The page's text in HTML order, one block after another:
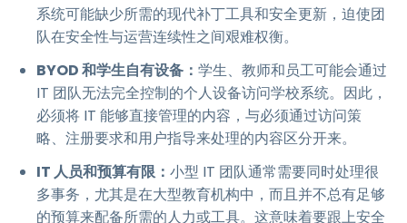
系统可能缺少所需的现代补丁工具和安全更新，迫使团
队在安全性与运营连续性之间艰难权衡。
BYOD 和学生自有设备： 学生、教师和员工可能会通过
IT 团队无法完全控制的个人设备访问学校系统。因此，
必须将 IT 能够直接管理的内容，与必须通过访问策
略、注册要求和用户指导来处理的内容区分开来。
IT 人员和预算有限： 小型 IT 团队通常需要同时处理很
多事务，尤其是在大型教育机构中，而且并不总有足够
的预算来配备所需的人力或工具。这意味着要跟上安全